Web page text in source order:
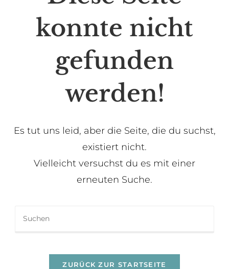
konnte nicht
gefunden
werden!
Es tut uns leid, aber die Seite, die du suchst,
existiert nicht.
Vielleicht versuchst du es mit einer
erneuten Suche.
ZURÜCK ZUR STARTSEITE